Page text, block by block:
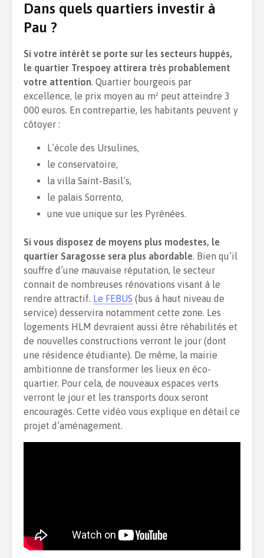
Dans quels quartiers investir à
Pau ?
Si votre intérêt se porte sur les secteurs huppés,
le quartier Trespoey attirera très probablement
votre attention. Quartier bourgeois par
excellence, le prix moyen au m² peut atteindre 3
000 euros. En contrepartie, les habitants peuvent y
côtoyer :
L’école des Ursulines,
le conservatoire,
la villa Saint-Basil’s,
le palais Sorrento,
une vue unique sur les Pyrénées.
Si vous disposez de moyens plus modestes, le
quartier Saragosse sera plus abordable. Bien qu’il
souffre d’une mauvaise réputation, le secteur
connait de nombreuses rénovations visant à le
rendre attractif. Le FEBUS (bus à haut niveau de
service) desservira notamment cette zone. Les
logements HLM devraient aussi être réhabilités et
de nouvelles constructions verront le jour (dont
une résidence étudiante). De même, la mairie
ambitionne de transformer les lieux en éco-
quartier. Pour cela, de nouveaux espaces verts
verront le jour et les transports doux seront
encouragés. Cette vidéo vous explique en détail ce
projet d’aménagement.